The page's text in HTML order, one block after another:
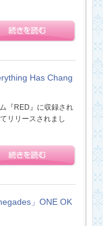
Has Chang
『RED』に収録され
リリースされまし
」ONE OK